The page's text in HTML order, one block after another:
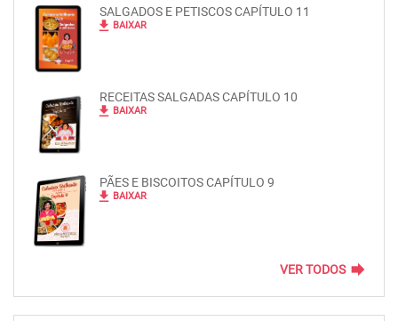
SALGADOS E PETISCOS CAPÍTULO 11
file_download BAIXAR
RECEITAS SALGADAS CAPÍTULO 10
file_download BAIXAR
PÃES E BISCOITOS CAPÍTULO 9
file_download BAIXAR
VER TODOS forward